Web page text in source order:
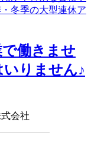
働きませ
りません♪
会社